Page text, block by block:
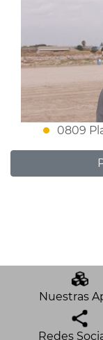
0809
Nuestras
Redes